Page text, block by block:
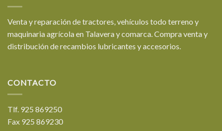
Venta y reparación de tractores, vehículos todo terreno y
maquinaria agrícola en Talavera y comarca. Compra venta y
distribución de recambios lubricantes y accesorios.
CONTACTO
Tlf. 925 869250
Fax 925 869230